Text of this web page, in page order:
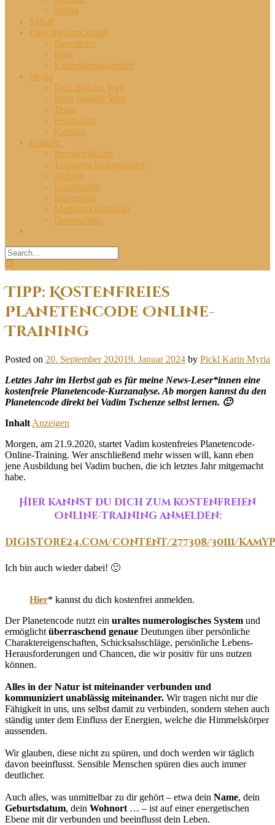
Verlag
SHOP
Free: SternenOrakel
Newsletter
Blog
Kennenlerngespräch
Myria
Dein heiliger Weg
Mein heiliger Weg
Team
Feedbacks
Kunden
Kontakt
Praxiseinblicke
Teilnahmebedingungen
Anfahrt
Unterkünfte
Impressum
Medizin-Disclaimer
Datenschutz
Tipp: Kostenfreies
Planetencode Online-
Training
Posted on 20. September 202019. Januar 2024 by Pickl Karin Myria
Letztes Jahr im Herbst gab es für meine News-Leser*innen eine
kostenfreie Planetencode-Kurzanalyse. Ab morgen kannst du den
Planetencode direkt bei Vadim Tschenze selbst lernen. 🙂
Inhalt Anzeigen
Morgen, am 21.9.2020, startet Vadim kostenfreies Planetencode-
Online-Training. Wer anschließend mehr wissen will, kann eben
jene Ausbildung bei Vadim buchen, die ich letztes Jahr mitgemacht
habe.
Hier kannst du dich zum kostenfreien
Online-Training anmelden:
digistore24.com/content/277308/30111/
Ich bin auch wieder dabei! 🙂
Hier* kannst du dich kostenfrei anmelden.
Der Planetencode nutzt ein uraltes numerologisches System und
ermöglicht überraschend genaue Deutungen über persönliche
Charaktereigenschaften, Schicksalsschläge, persönliche Lebens-
Herausforderungen und Chancen, die wir positiv für uns nutzen
können.
Alles in der Natur ist miteinander verbunden und
kommuniziert unablässig miteinander. Wir tragen nicht nur die
Fähigkeit in uns, uns selbst damit zu verbinden, sondern stehen auch
ständig unter dem Einfluss der Energien, welche die Himmelskörper
aussenden.
Wir glauben, diese nicht zu spüren, und doch werden wir täglich
davon beeinflusst. Sensible Menschen spüren dies auch immer
deutlicher.
Auch alles, was unmittelbar zu dir gehört – etwa dein Name, dein
Geburtsdatum, dein Wohnort … – ist auf einer energetischen
Ebene mit dir verbunden und beeinflusst dein Leben.